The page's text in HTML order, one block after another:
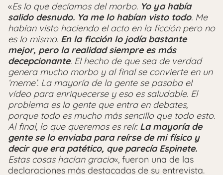
«Es lo que decíamos del morbo. Yo ya había
salido desnudo. Ya me lo habían visto todo. Me
habían visto haciendo el acto en la ficción pero no
es lo mismo. En la ficción lo jodía bastante
mejor, pero la realidad siempre es más
decepcionante. El hecho de que sea de verdad
genera mucho morbo y al final se convierte en un
‘meme’. La mayoría de la gente se pasaba el
vídeo para enriquecerse y eso es saludable. El
problema es la gente que entra en debates,
porque todo es mucho más sencillo que todo esto.
Al final, lo que queremos es reír. La mayoría de
gente se lo enviaba para reírse de mi físico y
decir que era patético, que parecía Espinete.
Estas cosas hacían gracia«, fueron una de las
declaraciones más destacadas de su entrevista.